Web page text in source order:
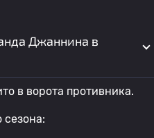
Джаннина в
в ворота противника.